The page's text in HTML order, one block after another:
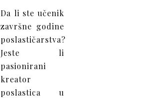
Da li ste učenik
završne godine
poslastičarstva?
Jeste li
pasionirani
kreator
poslastica u